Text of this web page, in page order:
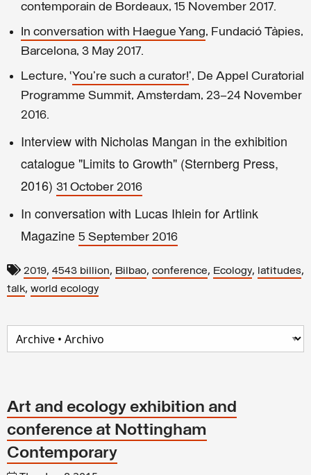
contemporain de Bordeaux, 15 November 2017.
In conversation with Haegue Yang, Fundació Tàpies,
Barcelona, 3 May 2017.
Lecture, ‘You're such a curator!’, De Appel Curatorial
Programme Summit, Amsterdam, 23–24 November
2016.
Interview with Nicholas Mangan in the exhibition
catalogue "Limits to Growth" (Sternberg Press,
2016) 31 October 2016
In conversation with Lucas Ihlein for Artlink
Magazine 5 September 2016
2019, 4543 billion, Bilbao, conference, Ecology, latitudes,
talk, world ecology
Art and ecology exhibition and
conference at Nottingham
Contemporary